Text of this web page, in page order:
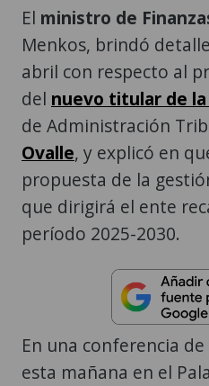
El ministro de
Menkos, brindó
abril con respecto al
del nuevo titular de
de Administración
Ovalle, y explicó en
propuesta de la
que dirigirá el ente
período 2025-2030.
En una conferencia
esta mañana en el